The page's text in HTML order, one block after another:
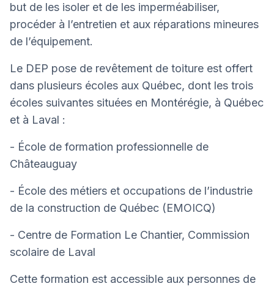
but de les isoler et de les imperméabiliser,
procéder à l’entretien et aux réparations mineures
de l’équipement.
Le DEP pose de revêtement de toiture est offert
dans plusieurs écoles aux Québec, dont les trois
écoles suivantes situées en Montérégie, à Québec
et à Laval :
- École de formation professionnelle de
Châteauguay
- École des métiers et occupations de l’industrie
de la construction de Québec (EMOICQ)
- Centre de Formation Le Chantier, Commission
scolaire de Laval
Cette formation est accessible aux personnes de